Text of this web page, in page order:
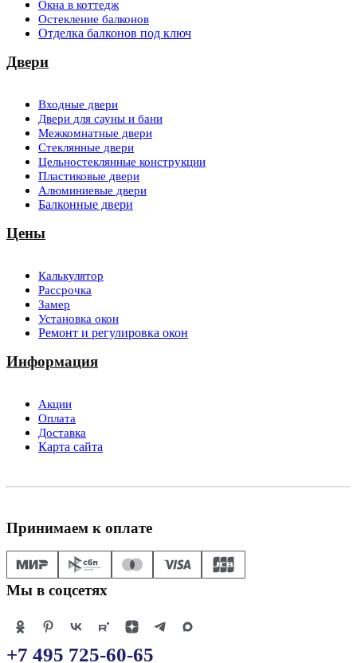
Окна в коттедж
Остекление балконов
Отделка балконов под ключ
Двери
Входные двери
Двери для сауны и бани
Межкомнатные двери
Стеклянные двери
Цельностеклянные конструкции
Пластиковые двери
Алюминиевые двери
Балконные двери
Цены
Калькулятор
Рассрочка
Замер
Установка окон
Ремонт и регулировка окон
Информация
Акции
Оплата
Доставка
Карта сайта
Принимаем к оплате
Мы в соцсетях
+7 495 725-60-65